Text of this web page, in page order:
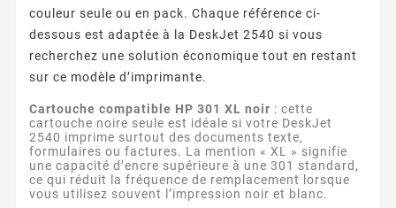
couleur seule ou en pack. Chaque référence ci-
dessous est adaptée à la DeskJet 2540 si vous
recherchez une solution économique tout en restant
sur ce modèle d’imprimante.
Cartouche compatible HP 301 XL noir : cette
cartouche noire seule est idéale si votre DeskJet
2540 imprime surtout des documents texte,
formulaires ou factures. La mention « XL » signifie
une capacité d’encre supérieure à une 301 standard,
ce qui réduit la fréquence de remplacement lorsque
vous utilisez souvent l’impression noir et blanc.